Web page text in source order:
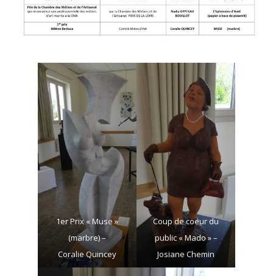
1er Prix « Muse »
(marbre) –
Coralie Quincey
Coup de coeur du
public « Mado » –
Josiane Chemin